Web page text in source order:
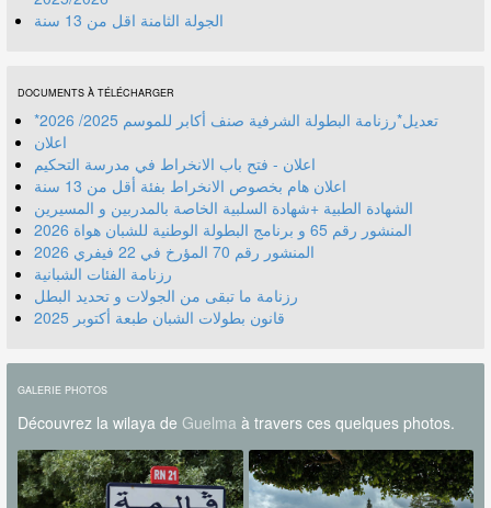
الجولة الثامنة اقل من 13 سنة
DOCUMENTS À TÉLÉCHARGER
*تعديل*رزنامة البطولة الشرفية صنف أكابر للموسم 2025/ 2026
اعلان
اعلان - فتح باب الانخراط في مدرسة التحكيم
اعلان هام بخصوص الانخراط بفئة أقل من 13 سنة
الشهادة الطبية +شهادة السلبية الخاصة بالمدربين و المسيرين
المنشور رقم 70 المؤرخ في 22 فيفري 2026
رزنامة الفئات الشبانية
رزنامة ما تبقى من الجولات و تحديد البطل
قانون بطولات الشبان طبعة أكتوبر 2025
GALERIE PHOTOS
Découvrez la wilaya de Guelma à travers ces quelques photos.